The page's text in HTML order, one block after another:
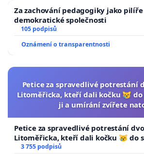
Za zachování pedagogiky jako
demokratické společnosti
105 podpisů
Oznámení o transparentnosti
Petice za spravedlivé potrestání
Litoměřicka, kteří dali kočku 😿 do
ji a umírání zvířete
Petice za spravedlivé potrestání
Litoměřicka, kteří dali kočku 😿 do
a umírání zvířete natočili.
3 755 podpisů